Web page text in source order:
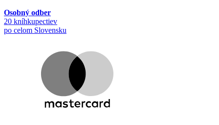
Osobný odber
20 kníhkupectiev
po celom Slovensku